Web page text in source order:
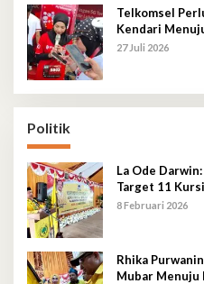
Telkomsel
Kendari
27 Juli 2026
Politik
La Ode
Target 11
8 Februari 2026
Rhika
Mubar Menuju